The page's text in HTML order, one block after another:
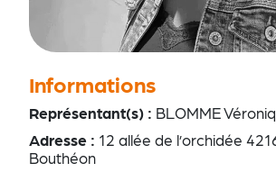
Informations
Représentant(s) : BLOMME
Adresse : 12 allée de l’orchidée
Bouthéon